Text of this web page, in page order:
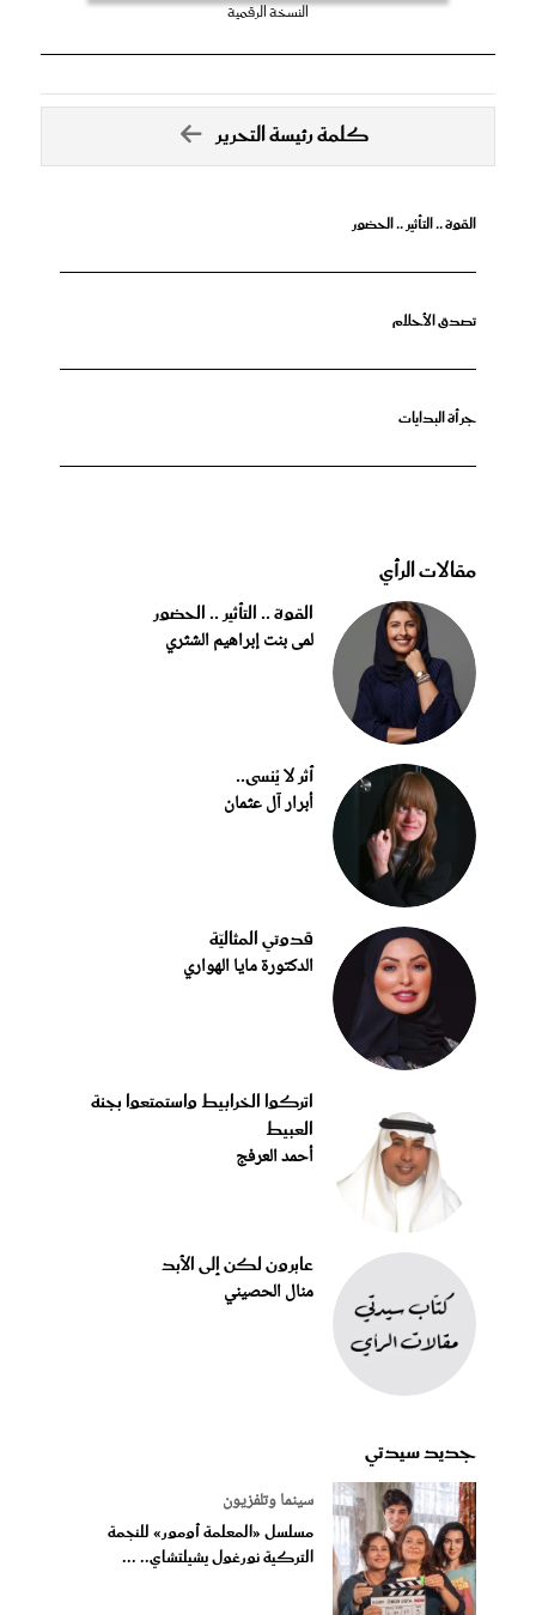
النسخة الرقمية
كلمة رئيسة التحرير
القوة .. التأثير .. الحضور
تصدق الأحلام
جرأة البدايات
مقالات الرأي
القوة .. التأثير .. الحضور
لمى بنت إبراهيم الشثري
أثر لا يُنسى..
أبرار آل عثمان
قدوتي المثاليّة
الدكتورة مايا الهواري
اتركوا الخرابيط واستمتعوا بجنة
العبيط
أحمد العرفج
عابرون لكن إلى الأبد
منال الحصيني
جديد سيدتي
سينما وتلفزيون
مسلسل «المعلمة أومور» للنجمة
التركية نورغول يشيلتشاي.. ...